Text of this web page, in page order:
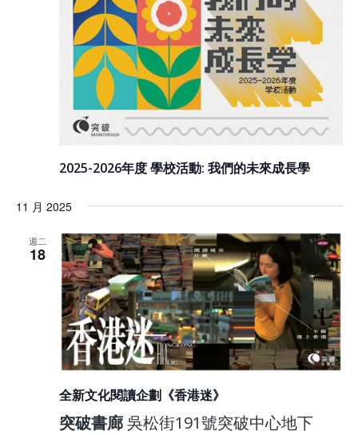
2025-2026年度 學校活動: 我們的未來成長學
11 月 2025
週二
18
全新文化閱讀企劃《香港迷》
突破書廊吳松街191號突破中心地下